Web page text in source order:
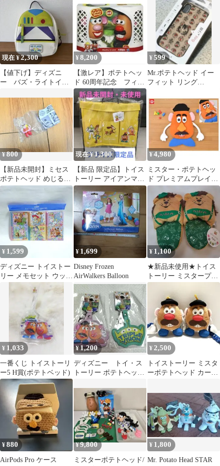
ンバケット
現在 ¥2,300
【値下げ】ディズニ
ー バズ・ライトイヤ
リュック Disney
¥ 8,200
【激レア】ポテトヘッ
ド 60周年記念 フィギ
ュアセット
¥599
Mr.ポテトヘッド イー
フィット リング
¥800
【新品未開封】ミセス
ポテトヘッド めじるし
チャーム
現在 ¥1,300
【新品 限定品】トイス
トーリー アイアンマル
チラック 収納 ポケット
付 イエロー
¥4,980
ミスター・ポテトヘッ
ド プレミアムプレイマ
ット【全長約80cm】
¥ 1,599
ディズニー トイストー
リー メモセット ウッデ
ィ バズ リトルグリーン
メン
¥ 1,699
Disney Frozen
AirWalkers Balloon
¥ 1,100
★新品未使用★トイス
トーリー ミスタープリ
ックルパンツ スリッパ
ルームシューズ
¥ 1,033
一番くじ トイストーリ
ー5 H賞(ポテトベッド)
¥1,200
ディズニー トイ・ス
トーリー ポテトヘッ
ホルダー ２点セット
¥ 2,500
トイストーリー ミスタ
ーポテトヘッド カーテ
¥880
AirPods Pro ケース
¥9,800
ミスターポテトヘッド/
¥ 1,800
Mr. Potato Head STAR